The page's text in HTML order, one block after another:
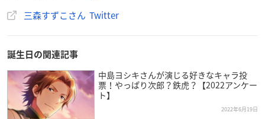
三森すずこさん Twitter
誕生日の関連記事
中島ヨシキさんが演じる好きなキャラ投
票！やっぱり次郎？鉄虎？【2022アンケー
ト】
2022年6月19日